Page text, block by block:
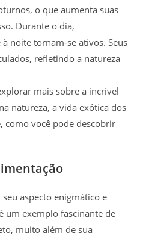
o que aumenta suas
Durante o dia,
noite tornam-se ativos. Seus
refletindo a natureza
mais sobre a incrível
natureza, a vida exótica dos
como você pode descobrir
aspecto enigmático e
um exemplo fascinante de
muito além de sua